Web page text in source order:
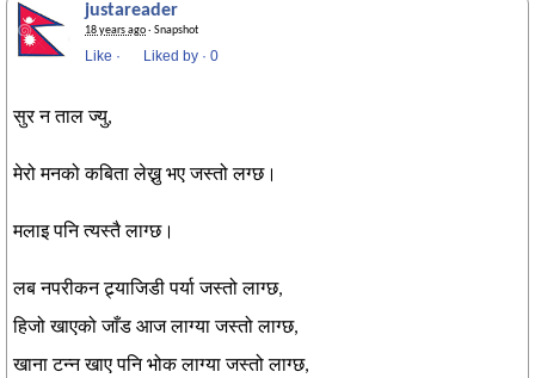
justareader
18 years ago· Snapshot
Like · Liked by · 0
सुर न ताल ज्यु,
मेरो मनको कबिता लेख्नु भए जस्तो लग्छ।
मलाइ पनि त्यस्तै लाग्छ।
लब नपरीकन ट्र्याजिडी पर्या जस्तो लाग्छ,
हिजो खाएको जाँड आज लाग्या जस्तो लाग्छ,
खाना टन्न खाए पनि भोक लाग्या जस्तो लाग्छ,